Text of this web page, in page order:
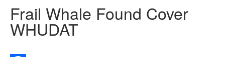
Frail Whale Found Cover
WHUDAT